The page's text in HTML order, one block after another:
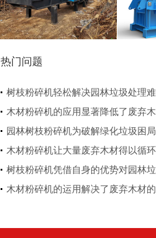
木材削片机
装修垃圾处理设备...
热门问题
树枝粉碎机轻松解决园林垃圾处理
木材粉碎机的应用显著降低了废弃
园林树枝粉碎机为破解绿化垃圾困
木材粉碎机让大量废弃木材得以循
树枝粉碎机凭借自身的优势对园林
木材粉碎机的运用解决了废弃木材